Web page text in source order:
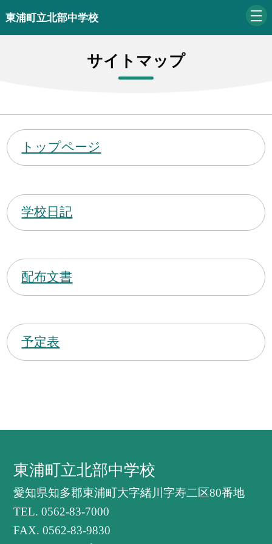
東浦町立北部中学校
サイトマップ
トップページ
学校日記
配布文書
予定表
東浦町立北部中学校
愛知県知多郡東浦町大字緒川字寿二区80番地
TEL.0562-83-7000
FAX. 0562-83-9830